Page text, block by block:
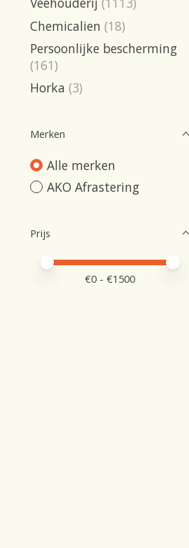
Chemicalien (18)
Persoonlijke bescherming
(161)
Horka (3)
Merken
Alle merken
AKO Afrastering
Prijs
Minimale prijswaarde
Price maximum value
€0 - €1500